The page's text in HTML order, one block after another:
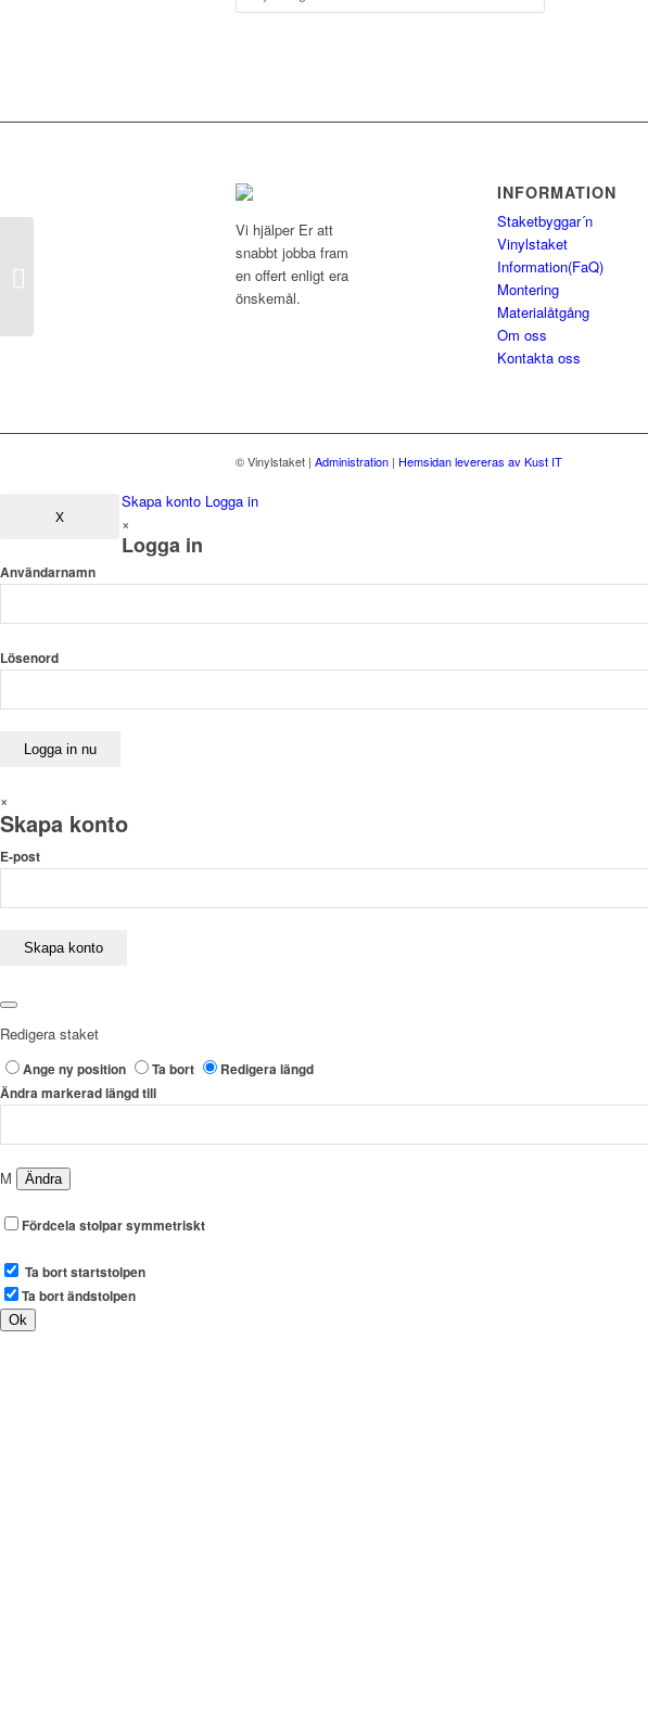
Vi hjälper Er att
snabbt jobba fram
en offert enligt era
önskemål.
INFORMATION
Staketbyggar´n
Vinylstaket
Information(FaQ)
Montering
Materialåtgång
Om oss
Kontakta oss
© Vinylstaket | Administration | Hemsidan levereras av Kust IT
X
Skapa konto Logga in
×
Logga in
Användarnamn
Lösenord
×
Skapa konto
E-post
Redigera staket
Ange ny position Ta bort
Redigera längd
Ändra markerad längd till
M
Fördcela stolpar symmetriskt
Ta bort startstolpen
Ta bort ändstolpen